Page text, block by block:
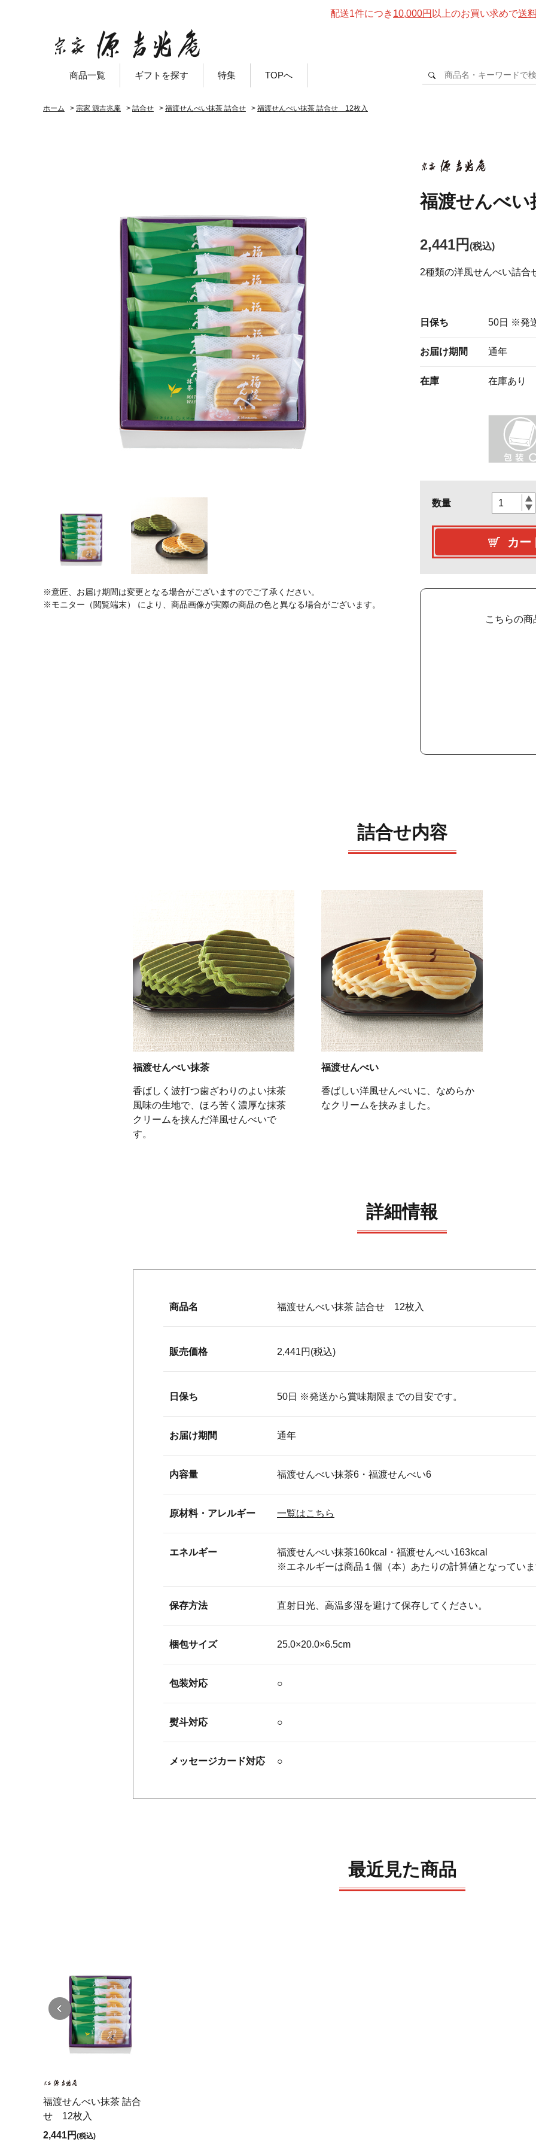
配送1件につき 10,000円 以上のお買い求めで送
商品一覧 ギフトを探す 特集 TOPへ
ホーム > 宗家 源吉兆庵 > 詰合せ > 福渡せんべい抹茶 詰合せ > 福渡せんべい抹茶 詰合せ 12枚入
※意匠、お届け期間は変更となる場合がございますのでご了承ください。
※モニター（閲覧端末） により、商品画像が実際の商品の色と異なる場合がございます。
福渡せんべ
2種類の洋風せんべい詰合
2,441円 (税込)
日保ち 50日 ※発
お届け期間 通年
在庫 在庫あり
数量
カー
こちらの
詰合せ内容
福渡せんべい抹茶
香ばしく波打つ歯ざわりのよい抹茶
風味の生地で、ほろ苦く濃厚な抹茶
クリームを挟んだ洋風せんべいで
す。
福渡せんべい
香ばしい洋風せんべいに、なめらか
なクリームを挟みました。
詳細情報
商品名 福渡せんべい抹茶 詰合せ 12枚入
販売価格 2,441円 (税込)
日保ち 50日 ※発送から賞味期限までの目安です。
お届け期間 通年
内容量 福渡せんべい抹茶6・福渡せんべい6
原材料・アレルギー 一覧はこちら
エネルギー
福渡せんべい抹茶160kcal・福渡せんべい163kcal
※エネルギーは商品１個（本）あたりの計算値となってい
保存方法 直射日光、高温多湿を避けて保存してください。
梱包サイズ 25.0×20.0×6.5cm
包装対応 ○
熨斗対応 ○
メッセージカード対応 ○
最近見た商品
福渡せんべい抹茶 詰合
せ 12枚入
2,441円 (税込)